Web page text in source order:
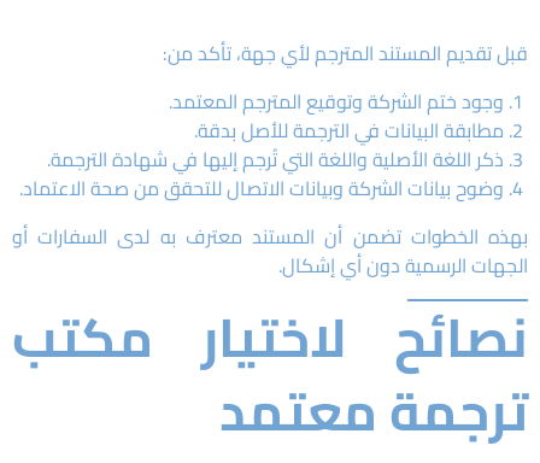
قبل تقديم المستند المترجم لأي جهة، تأكد من:
وجود ختم الشركة وتوقيع المترجم المعتمد.
مطابقة البيانات في الترجمة للأصل بدقة.
ذكر اللغة الأصلية واللغة التي تُرجم إليها في شهادة الترجمة.
وضوح بيانات الشركة وبيانات الاتصال للتحقق من صحة الاعتماد.
بهذه الخطوات تضمن أن المستند معترف به لدى السفارات أو
الجهات الرسمية دون أي إشكال.
نصائح لاختيار مكتب
ترجمة معتمد